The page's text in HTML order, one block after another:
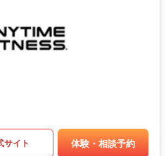
サイト 体験・相談予約